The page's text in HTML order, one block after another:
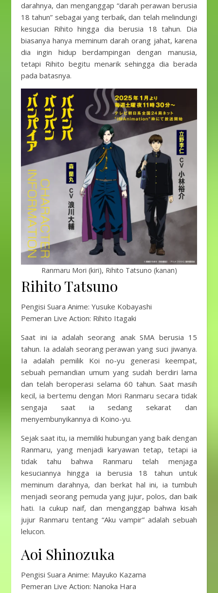
darahnya, dan menganggap “darah perawan berusia
18 tahun” sebagai yang terbaik, dan telah melindungi
kesucian Rihito hingga dia berusia 18 tahun. Dia
biasanya hanya meminum darah orang jahat, karena
dia ingin hidup berdampingan dengan manusia,
tetapi Rihito begitu menarik sehingga dia berada
pada batasnya.
Ranmaru Mori (kiri), Rihito Tatsuno (kanan)
Rihito Tatsuno
Pengisi Suara Anime: Yusuke Kobayashi
Pemeran Live Action: Rihito Itagaki
Saat ini ia adalah seorang anak SMA berusia 15
tahun. Ia adalah seorang perawan yang suci jiwanya.
Ia adalah pemilik Koi no-yu generasi keempat,
sebuah pemandian umum yang sudah berdiri lama
dan telah beroperasi selama 60 tahun. Saat masih
kecil, ia bertemu dengan Mori Ranmaru secara tidak
sengaja saat ia sedang sekarat dan
menyembunyikannya di Koino-yu.
Sejak saat itu, ia memiliki hubungan yang baik dengan
Ranmaru, yang menjadi karyawan tetap, tetapi ia
tidak tahu bahwa Ranmaru telah menjaga
kesuciannya hingga ia berusia 18 tahun untuk
meminum darahnya, dan berkat hal ini, ia tumbuh
menjadi seorang pemuda yang jujur, polos, dan baik
hati. Ia cukup naif, dan menganggap bahwa kisah
jujur ​​Ranmaru tentang “Aku vampir” adalah sebuah
lelucon.
Aoi Shinozuka
Pengisi Suara Anime: Mayuko Kazama
Pemeran Live Action: Nanoka Hara